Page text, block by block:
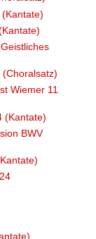
(Choralsatz)
Wiemer 11
(Kantate)
BWV